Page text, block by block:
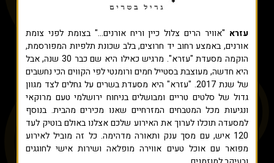
עזרא "אוויר הרים צלול כיין וריח אורנים..." בצומת לפני צומת
אורנים, באמצע רחוב יד חרוצים, בלב שכונת תלפיות המפורסמת,
הוקמה מסעדת "עזרא". מרגיש כאילו היא שם כבר 30 שנה, אבל
היא חדשה, מעוצבת בסטייל חמים ורומנטי לפי הקווים הכי נחשבים
של שנת 2017. "עזרא" היא מסעדת בשרים על גחלים לצד מגוון
גדול של סלטים טריים ומבושלים בניחוח ירושלמי טעם מרוקאי
ונגיעות מכל המטבחים המזרחיים שאנו מכירים מהבית.​ בנוסף
למסעדה תוכלו לערוך את האירוע שלכם אצלנו באולם בוטיק לעד
120 איש, עם מסך ענק ותאורה מדהימה. כל זה מוביל לאירוע
מפואר עם אוכל טעים אווירה מופלאה ושירות אישי לחוגגים